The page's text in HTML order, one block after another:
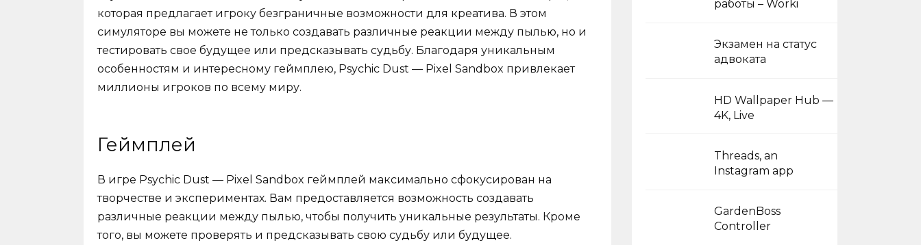
которая предлагает игроку безграничные возможности для креатива. В этом
симуляторе вы можете не только создавать различные реакции между пылью, но и
тестировать свое будущее или предсказывать судьбу. Благодаря уникальным
особенностям и интересному геймплею, Psychic Dust — Pixel Sandbox привлекает
миллионы игроков по всему миру.
Геймплей
В игре Psychic Dust — Pixel Sandbox геймплей максимально сфокусирован на
творчестве и экспериментах. Вам предоставляется возможность создавать
различные реакции между пылью, чтобы получить уникальные результаты. Кроме
того, вы можете проверять и предсказывать свою судьбу или будущее.
работы – Worki
Экзамен на статус
адвоката
HD Wallpaper Hub —
4K, Live
Threads, an
Instagram app
GardenBoss
Controller